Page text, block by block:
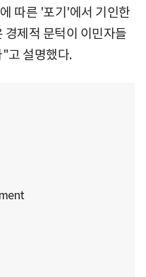
따른 '포기'에서 기인한
제적 문턱이 이민자들
고 설명했다.